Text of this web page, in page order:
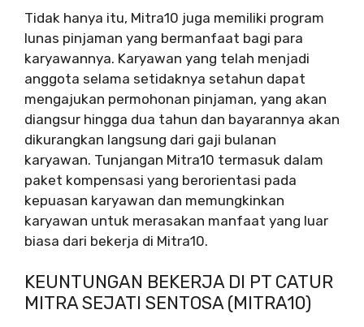
Tidak hanya itu, Mitra10 juga memiliki program
lunas pinjaman yang bermanfaat bagi para
karyawannya. Karyawan yang telah menjadi
anggota selama setidaknya setahun dapat
mengajukan permohonan pinjaman, yang akan
diangsur hingga dua tahun dan bayarannya akan
dikurangkan langsung dari gaji bulanan
karyawan. Tunjangan Mitra10 termasuk dalam
paket kompensasi yang berorientasi pada
kepuasan karyawan dan memungkinkan
karyawan untuk merasakan manfaat yang luar
biasa dari bekerja di Mitra10.
KEUNTUNGAN BEKERJA DI PT CATUR
MITRA SEJATI SENTOSA (MITRA10)